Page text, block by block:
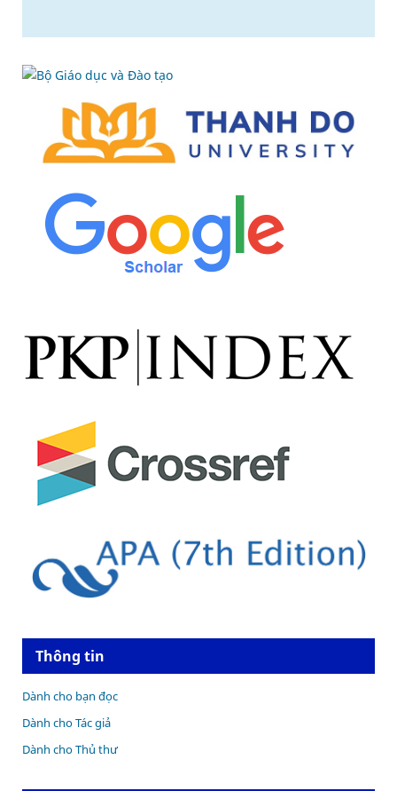
Thông tin
Dành cho bạn đọc
Dành cho Tác giả
Dành cho Thủ thư